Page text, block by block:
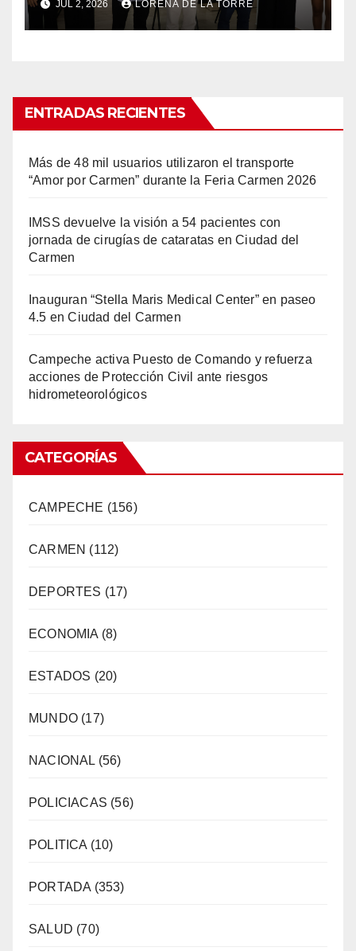
JUL 2, 2026 LORENA DE LA TORRE
ENTRADAS RECIENTES
Más de 48 mil usuarios utilizaron el transporte
“Amor por Carmen” durante la Feria Carmen 2026
IMSS devuelve la visión a 54 pacientes con
jornada de cirugías de cataratas en Ciudad del
Carmen
Inauguran “Stella Maris Medical Center” en paseo
4.5 en Ciudad del Carmen
Campeche activa Puesto de Comando y refuerza
acciones de Protección Civil ante riesgos
hidrometeorológicos
CATEGORÍAS
CAMPECHE (156)
CARMEN (112)
DEPORTES (17)
ECONOMIA (8)
ESTADOS (20)
MUNDO (17)
NACIONAL (56)
POLICIACAS (56)
POLITICA (10)
PORTADA (353)
SALUD (70)